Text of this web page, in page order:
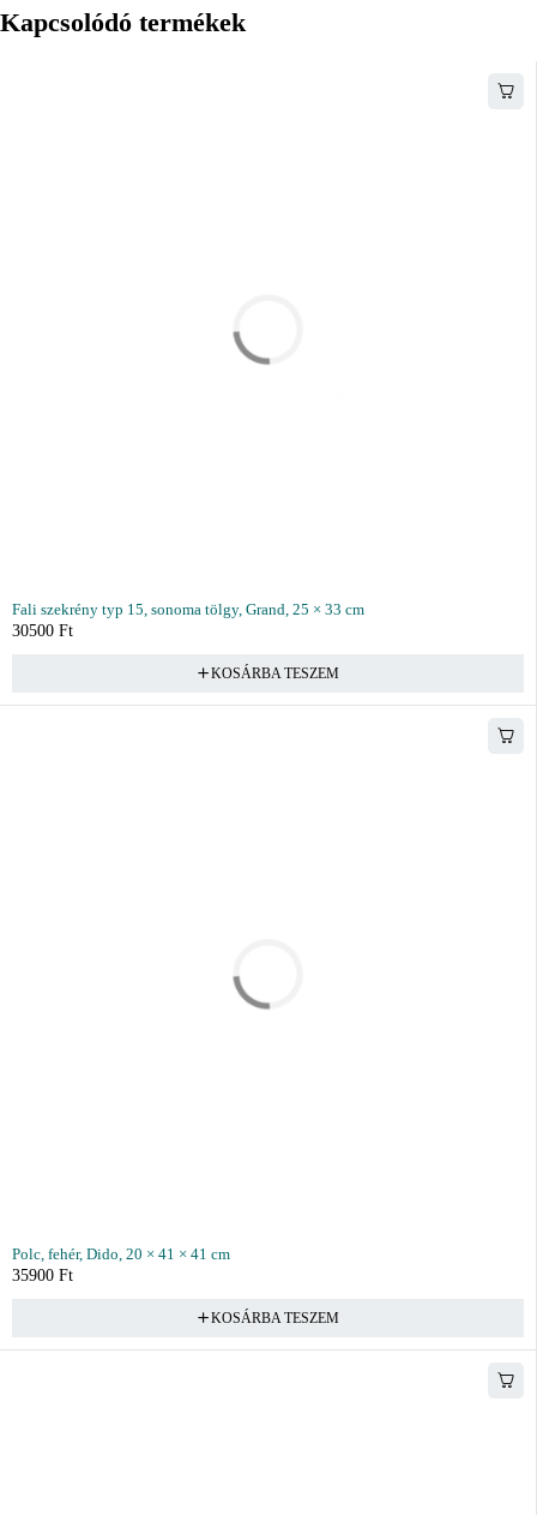
Kapcsolódó termékek
Fali szekrény typ 15, sonoma tölgy, Grand, 25 × 33 cm
30500 Ft
KOSÁRBA TESZEM
Polc, fehér, Dido, 20 × 41 × 41 cm
35900 Ft
KOSÁRBA TESZEM